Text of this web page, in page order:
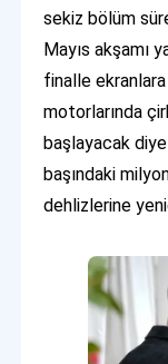
sekiz bölüm
Mayıs akşamı
finalle
motorlarında
başlayacak
başındaki
dehlizlerine